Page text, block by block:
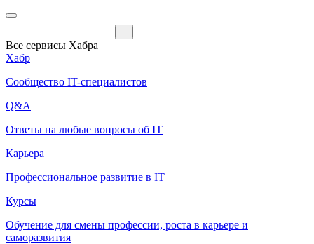
Все сервисы Хабра
Хабр
Сообщество IT-специалистов
Q&A
Ответы на любые вопросы об IT
Карьера
Профессиональное развитие в IT
Курсы
Обучение для смены профессии, роста в карьере и
саморазвития